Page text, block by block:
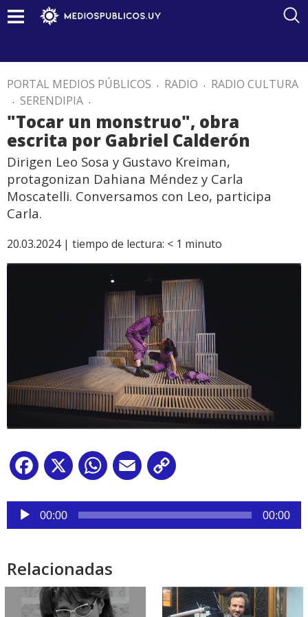
PORTAL MEDIOS PÚBLICOS . RADIO . RADIO CULTURA
. SERENDIPIA .
"Tocar un monstruo", obra
escrita por Gabriel Calderón
Dirigen Leo Sosa y Gustavo Kreiman,
protagonizan Dahiana Méndez y Carla
Moscatelli. Conversamos con Leo, participa
Carla.
20.03.2024 | tiempo de lectura: < 1 minuto
Facebook
X WhatsApp
Email
Reproductor
audio
00:00 00:00
Relacionadas